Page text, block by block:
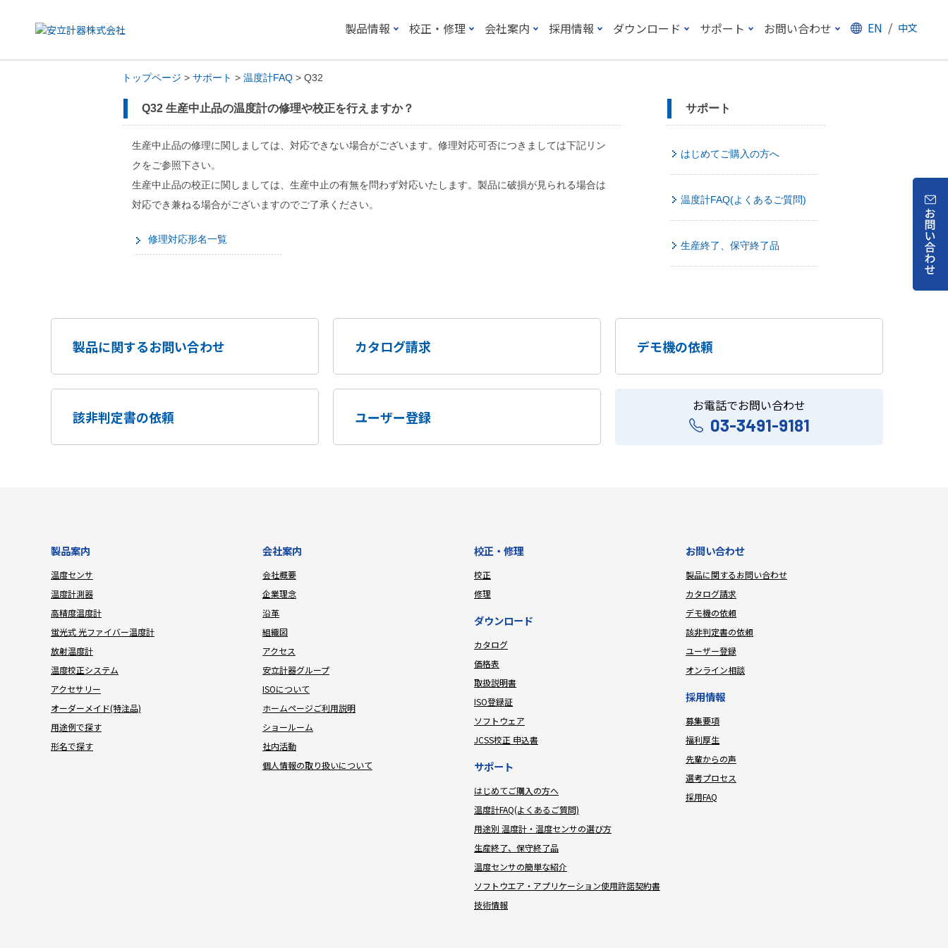
製品情報 校正・修理 会社案内 採用情報 ダウンロード サポート お問い合わせ EN / 中文
トップページ > サポート > 温度計FAQ> Q32
Q32 生産中止品の温度計の修理や校正を行えますか？
生産中止品の修理に関しましては、対応できない場合がございます。修理対応可否につきましては下記リン
クをご参照下さい。
生産中止品の校正に関しましては、生産中止の有無を問わず対応いたします。製品に破損が見られる場合は
対応でき兼ねる場合がございますのでご了承ください。
修理対応形名一覧
サポート
はじめてご購入の方へ
温度計FAQ(よくあるご質問)
生産終了、保守終了品
製品に関するお問い合わせ カタログ請求 デモ機の依頼
該非判定書の依頼 ユーザー登録
お電話でお問い合わせ
03-3491-9181
製品案内
温度センサ
温度計測器
高精度温度計
蛍光式 光ファイバー温度計
放射温度計
温度校正システム
アクセサリー
オーダーメイド(特注品)
用途例で探す
形名で探す
会社案内
会社概要
企業理念
沿革
組織図
アクセス
安立計器グループ
ISOについて
ホームページご利用説明
ショールーム
社内活動
個人情報の取り扱いについて
校正・修理
校正
修理
ダウンロード
カタログ
価格表
取扱説明書
ISO登録証
ソフトウェア
JCSS校正 申込書
サポート
はじめてご購入の方へ
温度計FAQ(よくあるご質問)
用途別 温度計・温度センサの選び方
生産終了、保守終了品
温度センサの簡単な紹介
ソフトウエア・アプリケーション使用許諾契約書
技術情報
お問い合わせ
製品に関するお問い合わせ
カタログ請求
デモ機の依頼
該非判定書の依頼
ユーザー登録
オンライン相談
採用情報
募集要項
福利厚生
先輩からの声
選考プロセス
採用FAQ